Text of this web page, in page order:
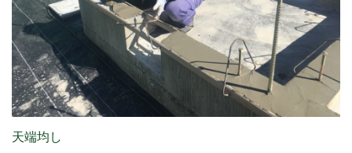
天端均し